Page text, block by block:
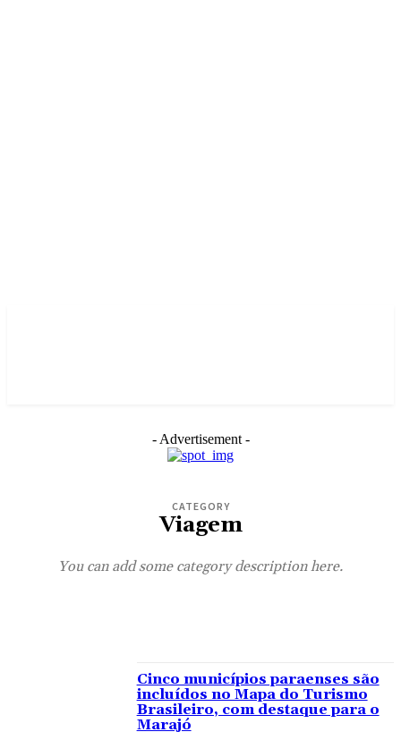
- Advertisement -
CATEGORY
Viagem
You can add some category description here.
Cinco municípios paraenses são
incluídos no Mapa do Turismo
Brasileiro, com destaque para o
Marajó